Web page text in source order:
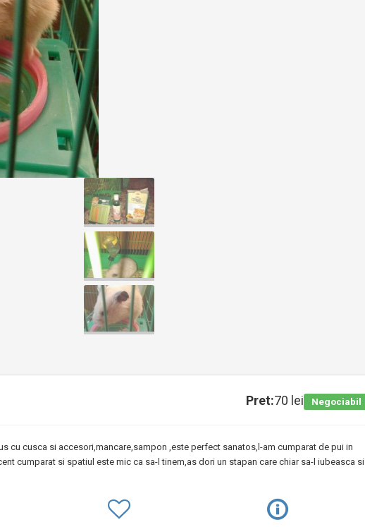
Pret:70 lei Negociabil
cu cusca si accesori,mancare,sampon ,este perfect sanatos,l-am cumparat de pui in
cumparat si spatiul este mic ca sa-l tinem,as dori un stapan care chiar sa-l iubeasca si